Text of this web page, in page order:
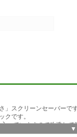
」スクリーンセーバーです
クです。
っていますので改造して
ァイルと併用するとさら
▼